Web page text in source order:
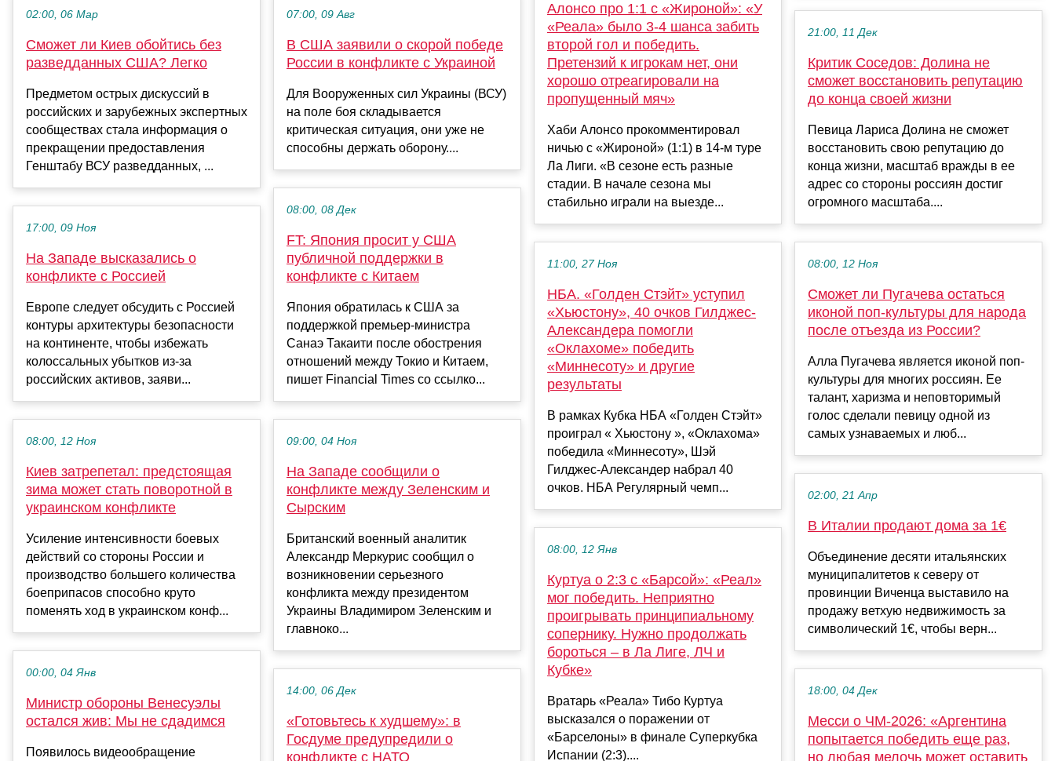
02:00, 06 Мар
Сможет ли Киев обойтись без
разведданных США? Легко
Предметом острых дискуссий в
российских и зарубежных экспертных
сообществах стала информация о
прекращении предоставления
Генштабу ВСУ разведданных, ...
17:00, 09 Ноя
На Западе высказались о
конфликте с Россией
Европе следует обсудить с Россией
контуры архитектуры безопасности
на континенте, чтобы избежать
колоссальных убытков из-за
российских активов, заяви...
08:00, 12 Ноя
Киев затрепетал: предстоящая
зима может стать поворотной в
украинском конфликте
Усиление интенсивности боевых
действий со стороны России и
производство большего количества
боеприпасов способно круто
поменять ход в украинском конф...
00:00, 04 Янв
Министр обороны Венесуэлы
остался жив: Мы не сдадимся
Появилось видеообращение
07:00, 09 Авг
В США заявили о скорой победе
России в конфликте с Украиной
Для Вооруженных сил Украины (ВСУ)
на поле боя складывается
критическая ситуация, они уже не
способны держать оборону....
08:00, 08 Дек
FT: Япония просит у США
публичной поддержки в
конфликте с Китаем
Япония обратилась к США за
поддержкой премьер-министра
Санаэ Такаити после обострения
отношений между Токио и Китаем,
пишет Financial Times со ссылко...
09:00, 04 Ноя
На Западе сообщили о
конфликте между Зеленским и
Сырским
Британский военный аналитик
Александр Меркурис сообщил о
возникновении серьезного
конфликта между президентом
Украины Владимиром Зеленским и
главноко...
14:00, 06 Дек
«Готовьтесь к худшему»: в
Госдуме предупредили о
конфликте с НАТО
Алонсо про 1:1 с «Жироной»: «У
«Реала» было 3-4 шанса забить
второй гол и победить.
Претензий к игрокам нет, они
хорошо отреагировали на
пропущенный мяч»
Хаби Алонсо прокомментировал
ничью с «Жироной» (1:1) в 14-м туре
Ла Лиги. «В сезоне есть разные
стадии. В начале сезона мы
стабильно играли на выезде...
11:00, 27 Ноя
НБА. «Голден Стэйт» уступил
«Хьюстону», 40 очков Гилджес-
Александера помогли
«Оклахоме» победить
«Миннесоту» и другие
результаты
В рамках Кубка НБА «Голден Стэйт»
проиграл « Хьюстону », «Оклахома»
победила «Миннесоту», Шэй
Гилджес-Александер набрал 40
очков. НБА Регулярный чемп...
08:00, 12 Янв
Куртуа о 2:3 с «Барсой»: «Реал»
мог победить. Неприятно
проигрывать принципиальному
сопернику. Нужно продолжать
бороться – в Ла Лиге, ЛЧ и
Кубке»
Вратарь «Реала» Тибо Куртуа
высказался о поражении от
«Барселоны» в финале Суперкубка
Испании (2:3)....
21:00, 11 Дек
Критик Соседов: Долина не
сможет восстановить репутацию
до конца своей жизни
Певица Лариса Долина не сможет
восстановить свою репутацию до
конца жизни, масштаб вражды в ее
адрес со стороны россиян достиг
огромного масштаба....
08:00, 12 Ноя
Сможет ли Пугачева остаться
иконой поп-культуры для народа
после отъезда из России?
Алла Пугачева является иконой поп-
культуры для многих россиян. Ее
талант, харизма и неповторимый
голос сделали певицу одной из
самых узнаваемых и люб...
02:00, 21 Апр
В Италии продают дома за 1€
Объединение десяти итальянских
муниципалитетов к северу от
провинции Виченца выставило на
продажу ветхую недвижимость за
символический 1€, чтобы верн...
18:00, 04 Дек
Месси о ЧМ-2026: «Аргентина
попытается победить еще раз,
но любая мелочь может оставить